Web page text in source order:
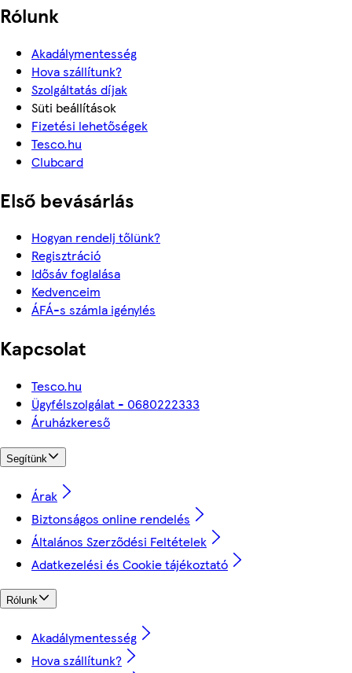
Rólunk
Akadálymentesség
Hova szállítunk?
Szolgáltatás díjak
Süti beállítások
Fizetési lehetőségek
Tesco.hu
Clubcard
Első bevásárlás
Hogyan rendelj tőlünk?
Regisztráció
Idősáv foglalása
Kedvenceim
ÁFÁ-s számla igénylés
Kapcsolat
Tesco.hu
Ügyfélszolgálat - 0680222333
Áruházkereső
Segítünk
Árak
Biztonságos online rendelés
Általános Szerződési Feltételek
Adatkezelési és Cookie tájékoztató
Rólunk
Akadálymentesség
Hova szállítunk?